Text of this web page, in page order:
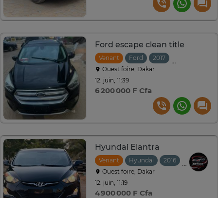
Ford escape clean title
Venant Ford 2017
Ouest foire, Dakar
12. juin, 11:39
6 200 000 F Cfa
Hyundai Elantra
Venant Hyundai 2016
Ouest foire, Dakar
12. juin, 11:19
4 900 000 F Cfa